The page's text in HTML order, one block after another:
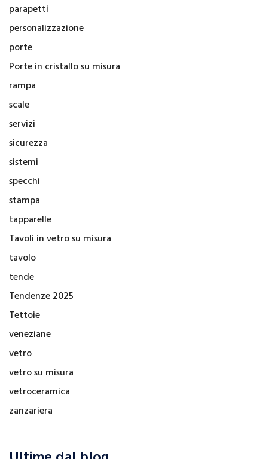
parapetti
personalizzazione
porte
Porte in cristallo su misura
rampa
scale
servizi
sicurezza
sistemi
specchi
stampa
tapparelle
Tavoli in vetro su misura
tavolo
tende
Tendenze 2025
Tettoie
veneziane
vetro
vetro su misura
vetroceramica
zanzariera